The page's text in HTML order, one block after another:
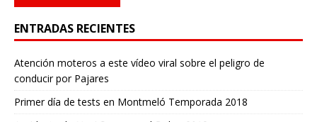
ENTRADAS RECIENTES
Atención moteros a este vídeo viral sobre el peligro de
conducir por Pajares
Primer día de tests en Montmeló Temporada 2018